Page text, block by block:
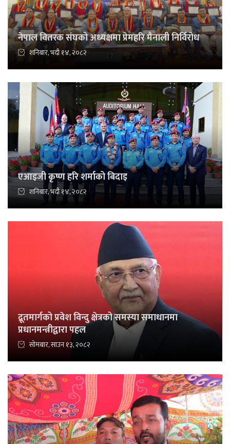
नेपाल वितरक संघको अध्यक्षमा प्रेमहरि मैनाली निर्विरोध
शनिबार, भदौ १४, २०८२
एआइजी कृष्ण हरि शर्माको बिदाइ
शनिबार, भदौ १४, २०८२
द्रूतमार्गको प्रवेश विन्दु क्षेत्रको समस्या समाधानमा
प्रधानमन्त्रीद्वारा पहल
सोमबार, साउन १३, २०८२